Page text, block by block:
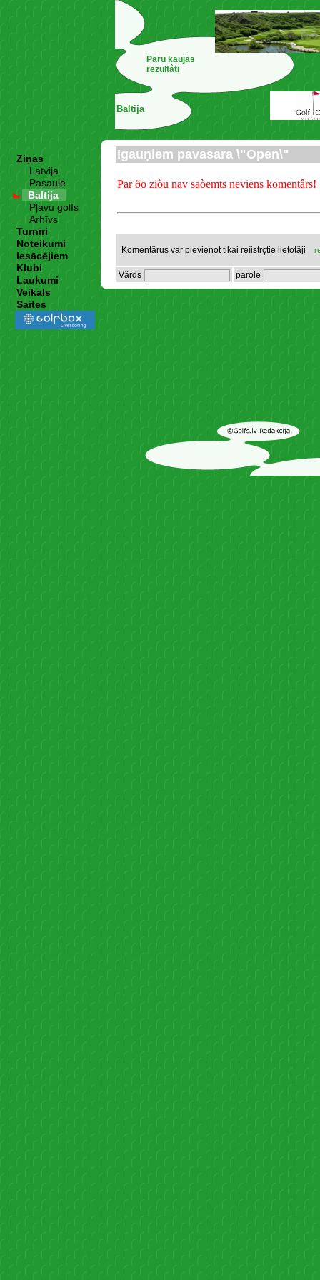
Baltija
Pāru kaujas
rezultâti
Ziņas
Latvija
Pasaule
Baltija
Pļavu golfs
Arhīvs
Turnīri
Noteikumi
Iesācējiem
Klubi
Laukumi
Veikals
Saites
Igauņiem pavasara \"Open\"
Par ðo ziòu nav saòemts neviens komentârs!
Komentârus var pievienot tikai reìistrçtie lietotâji
Vârds parole